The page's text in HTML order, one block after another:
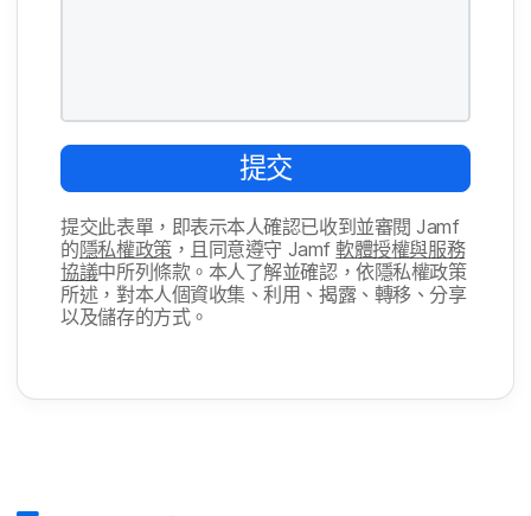
提交
提交​此​表單，​即​表示​本​人​確認​已​收到​並​審閱 Jamf
的隱私權​政策，​且​同意​遵守Jamf軟體​授權​與​服務​
協議中​所​列​條款。​本人​了​解​並​確認，​依隱私權​政策​
所述，​對​本​人​個​資收集、​利用、​揭露、​轉移、​分享​
以及​儲存​的​方式。